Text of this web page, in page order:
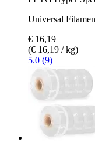
Universal
€ 16,19
(€ 16,19 / kg)
5.0 (9)